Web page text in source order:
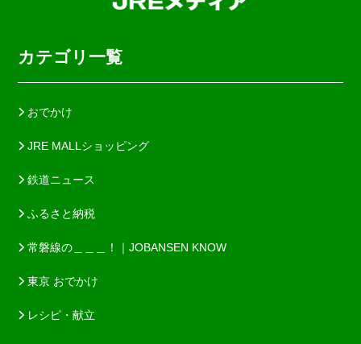
カテゴリ一覧
おでかけ
JRE MALLショッピング
鉄道ニュース
ふるさと納税
常磐線の＿＿＿！｜JOBANSEN KNOW
東京 おでかけ
レシピ・献立